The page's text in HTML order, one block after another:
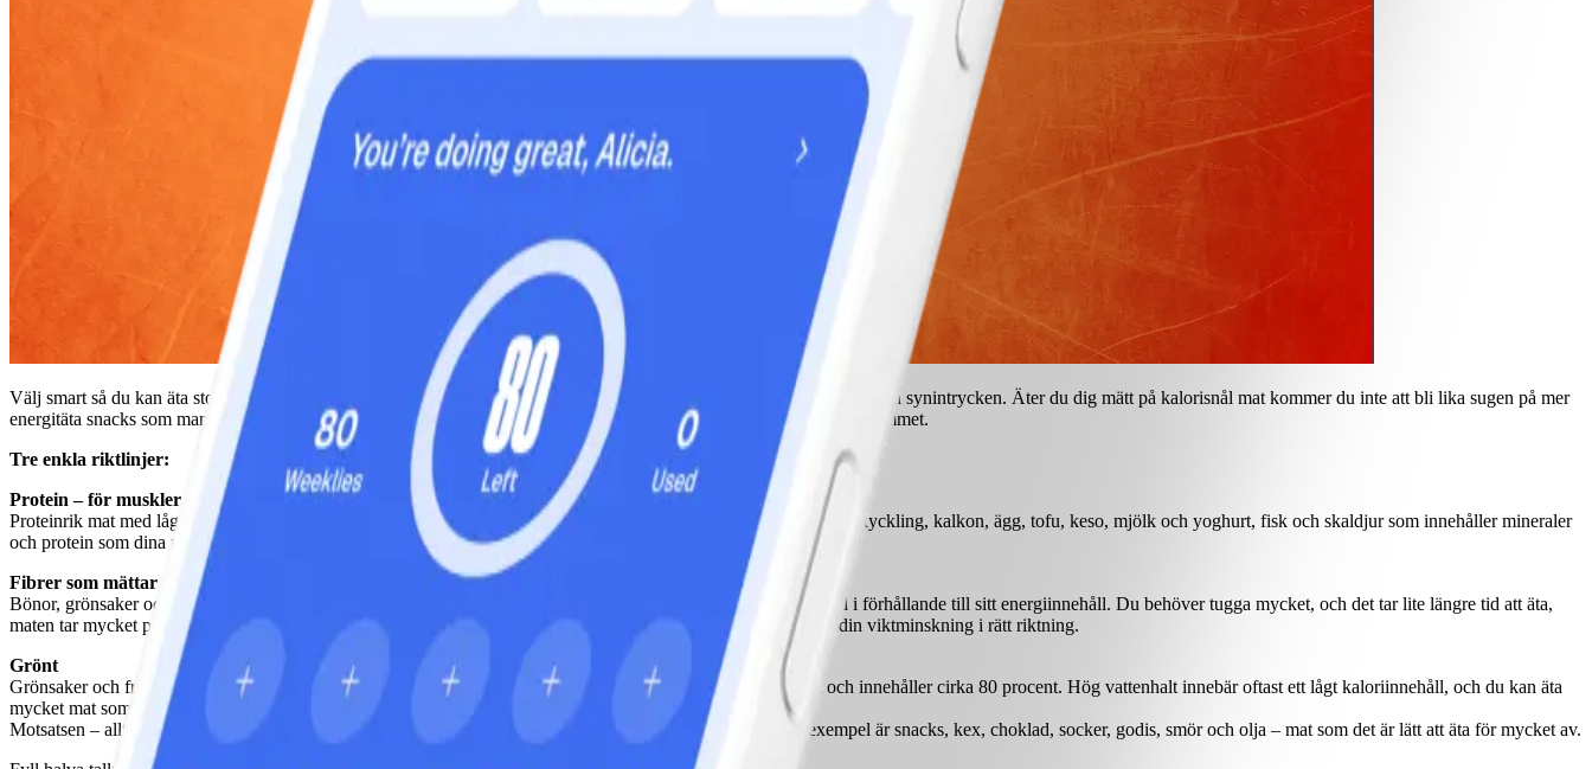
Välj smart så du kan äta stora portioner som mättar, utan att slösa med dina Points. En full tallrik mättar både magen och synintrycken. Äter du dig mätt på kalorisnål mat kommer du inte att bli lika sugen på mer
energitäta snacks som man lätt äter för mycket av. Och när du känner dig nöjd är det lättare att hålla sig till kostprogrammet.
Tre enkla riktlinjer:
Protein – för muskler och mättnad
Proteinrik mat med lågt fettinnehåll ger en mättnad som varar länge, trots sitt låga kaloriinnehåll. Välj magert kött, kyckling, kalkon, ägg, tofu, keso, mjölk och yoghurt, fisk och skaldjur som innehåller mineraler
och protein som dina muskler behöver.
Fibrer som mättar
Bönor, grönsaker och frukt, fullkornspasta, grovt knäckebröd och bröd med hela kornkärnor ger mycket mättnad i förhållande till sitt energiinnehåll. Du behöver tugga mycket, och det tar lite längre tid att äta,
maten tar mycket plats i magtarmkanalen, och ger näring åt de gynnsamma tarmbakterierna. Allt detta påverkar din viktminskning i rätt riktning.
Grönt
Grönsaker och frukt innehåller 90-95 procent vatten, gurka nära 100 procent. Även potatis har hög vattenhalt och innehåller cirka 80 procent. Hög vattenhalt innebär oftast ett lågt kaloriinnehåll, och du kan äta
mycket mat som gör dig skönt mätt på få kalorier.
Motsatsen – alltså låg vattenhalt – innebär en hög energitäthet, alltså mycket kalorier på liten volym. Några exempel är snacks, kex, choklad, socker, godis, smör och olja – mat som det är lätt att äta för mycket av.